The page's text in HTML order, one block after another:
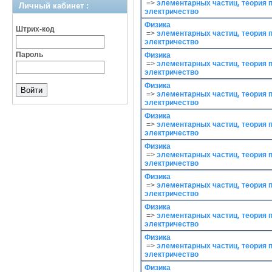
Личный кабинет :
Штрих-код
Пароль
=>элементарных частиц, теория
электричество
Физика
=>элементарных частиц, теория
электричество
Физика
=>элементарных частиц, теория
электричество
Физика
=>элементарных частиц, теория
электричество
Физика
=>элементарных частиц, теория
электричество
Физика
=>элементарных частиц, теория
электричество
Физика
=>элементарных частиц, теория
электричество
Физика
=>элементарных частиц, теория
электричество
Физика
=>элементарных частиц, теория
электричество
Физика